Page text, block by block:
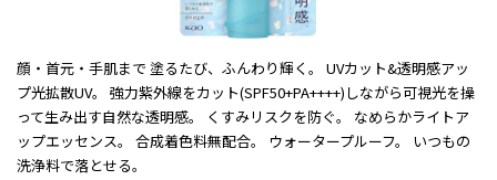
顔・首元・手肌まで 塗るたび、ふんわり輝く。 UVカット&透明感アッ
プ光拡散UV。 強力紫外線をカット(SPF50+PA++++)しながら可視光を操
って生み出す自然な透明感。 くすみリスクを防ぐ。 なめらかライトア
ップエッセンス。 合成着色料無配合。 ウォータープルーフ。 いつもの
洗浄料で落とせる。